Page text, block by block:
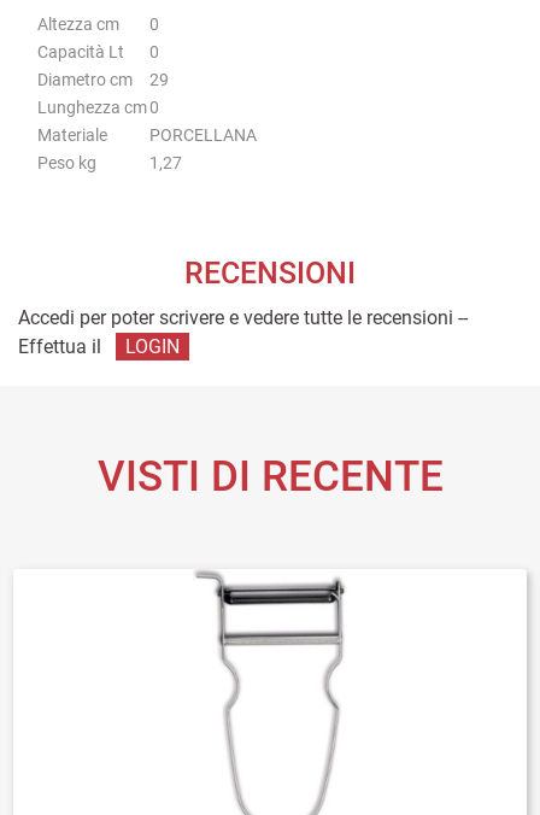
Altezza cm
0
Capacità Lt
0
Diametro cm
29
Lunghezza cm0
Materiale
PORCELLANA
Peso kg
1,27
RECENSIONI
Accedi per poter scrivere e vedere tutte le recensioni --
Effettua il
LOGIN
VISTI DI RECENTE